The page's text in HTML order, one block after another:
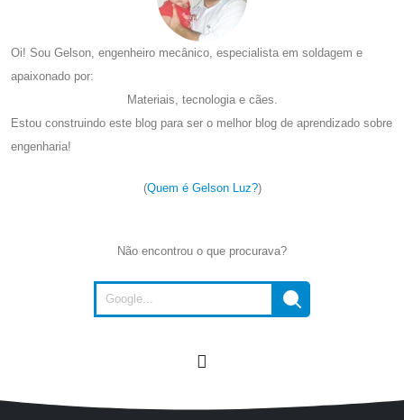
Oi! Sou Gelson, engenheiro mecânico, especialista em soldagem e
apaixonado por:
Materiais, tecnologia e cães.
Estou construindo este blog para ser o melhor blog de aprendizado sobre
engenharia!
(Quem é Gelson Luz?)
Não encontrou o que procurava?